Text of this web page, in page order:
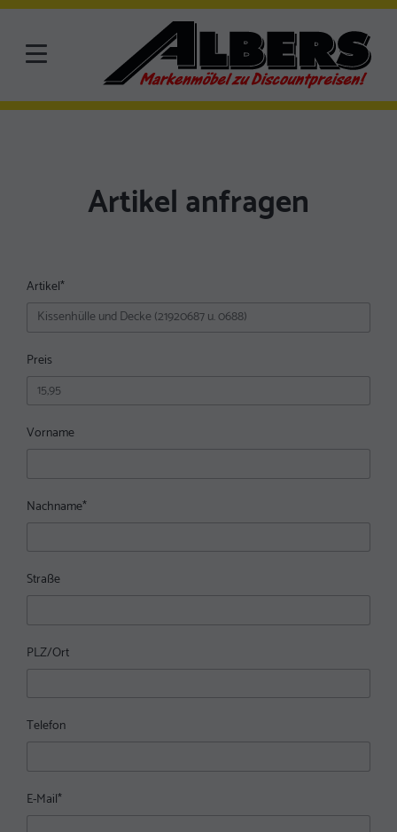
Artikel anfragen
Artikel*
Preis
Vorname
Nachname*
Straße
PLZ/Ort
Telefon
E-Mail*